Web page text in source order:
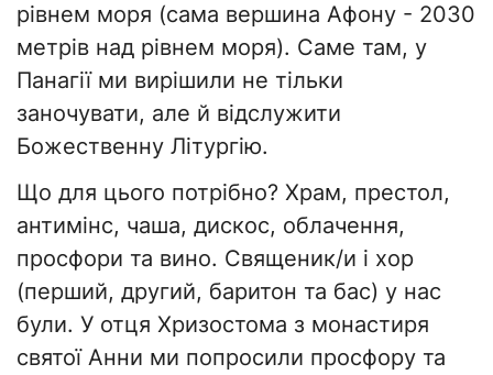
рівнем моря (сама вершина Афону - 2030
метрів над рівнем моря). Саме там, у
Панагії ми вирішили не тільки
заночувати, але й відслужити
Божественну Літургію.
Що для цього потрібно? Храм, престол,
антимінс, чаша, дискос, облачення,
просфори та вино. Священик/и і хор
(перший, другий, баритон та бас) у нас
були. У отця Хризостома з монастиря
святої Анни ми попросили просфору та